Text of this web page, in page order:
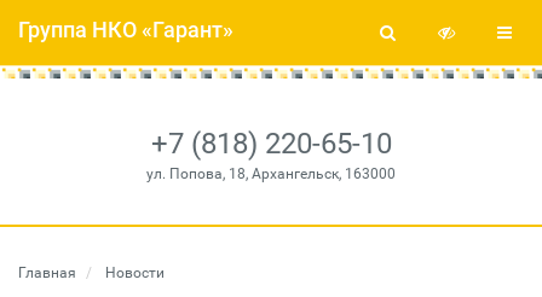
+7 (818) 220-65-10
ул. Попова, 18, Архангельск, 163000
Группа НКО «Гарант»
Главная Новости